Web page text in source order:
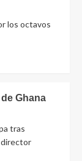
los octavos
Ghana
tras
director